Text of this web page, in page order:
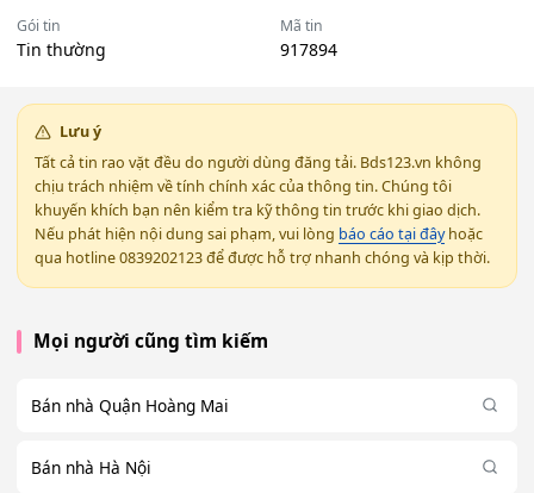
Gói tin
Tin thường
Mã tin
917894
Lưu ý
Tất cả tin rao vặt đều do người dùng đăng tải. Bds123.vn không
chịu trách nhiệm về tính chính xác của thông tin. Chúng tôi
khuyến khích bạn nên kiểm tra kỹ thông tin trước khi giao dịch.
Nếu phát hiện nội dung sai phạm, vui lòng báo cáo tại đâyhoặc
qua hotline 0839202123 để được hỗ trợ nhanh chóng và kịp thời.
Mọi người cũng tìm kiếm
Bán nhà Quận Hoàng Mai
Bán nhà Hà Nội